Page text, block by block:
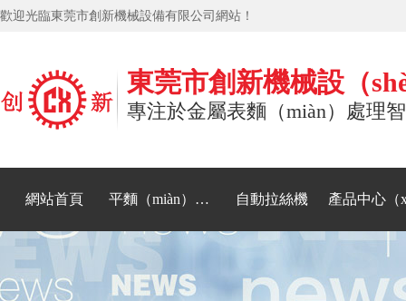
歡迎光臨東莞市創新機械設備有限公司網站！
東莞市創新機械設（
專注於金屬表麵（miàn）處理
網站首頁 平麵（miàn）拋光（guāng）機 自動拉絲機 產品中心（